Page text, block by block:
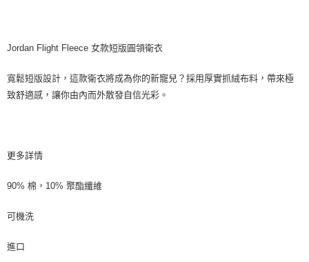
Jordan Flight Fleece 女款短版圓領衛衣
寬鬆短版設計，這款衛衣將成為你的新寵兒？採用厚實抓絨布料，帶來極
致舒適感，讓你由內而外散發自信光彩。
更多詳情
90% 棉，10% 聚酯纖維
可機洗
進口